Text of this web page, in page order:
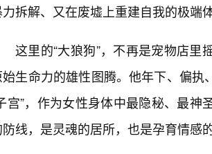
力拆解、又在废墟上重建自我的极端
这里的“大狼狗”，不再是宠物店
始生命力的雄性图腾。他年下、偏
宫”，作为女性身体中最隐秘、最
防线，是灵魂的居所，也是孕育情感